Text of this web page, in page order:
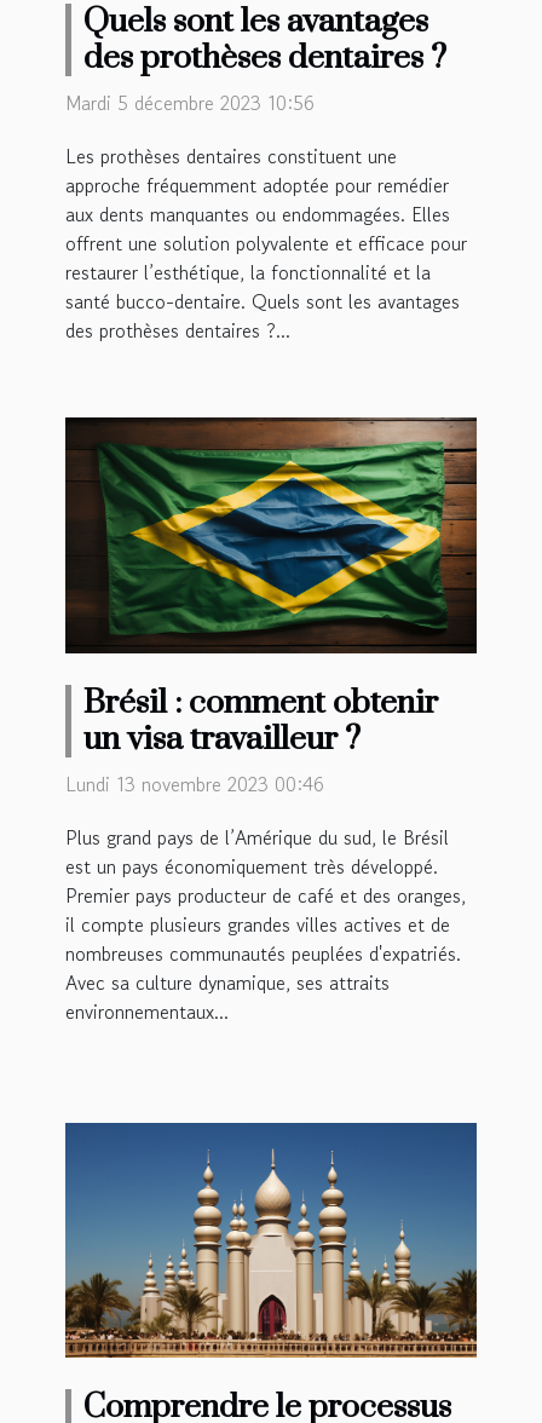
Quels sont les avantages
des prothèses dentaires ?
Mardi 5 décembre 2023 10:56
Les prothèses dentaires constituent une
approche fréquemment adoptée pour remédier
aux dents manquantes ou endommagées. Elles
offrent une solution polyvalente et efficace pour
restaurer l’esthétique, la fonctionnalité et la
santé bucco-dentaire. Quels sont les avantages
des prothèses dentaires ?...
Brésil : comment obtenir
un visa travailleur ?
Lundi 13 novembre 2023 00:46
Plus grand pays de l’Amérique du sud, le Brésil
est un pays économiquement très développé.
Premier pays producteur de café et des oranges,
il compte plusieurs grandes villes actives et de
nombreuses communautés peuplées d'expatriés.
Avec sa culture dynamique, ses attraits
environnementaux...
Comprendre le processus